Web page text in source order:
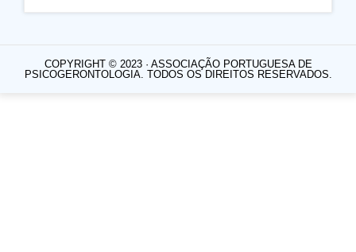
COPYRIGHT © 2023 · ASSOCIAÇÃO PORTUGUESA DE
PSICOGERONTOLOGIA. TODOS OS DIREITOS RESERVADOS.